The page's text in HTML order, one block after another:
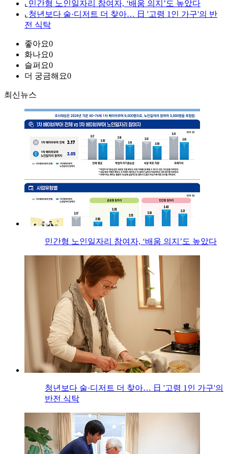
⌞ 민간형 노인일자리 참여자, ‘배움 의지’도 높았다
⌞ 청년보다 술·디저트 더 찾아… 日 '고령 1인 가구'의 반
전 식탁
좋아요0
화나요0
슬퍼요0
더 궁금해요0
최신뉴스
민간형 노인일자리 참여자, ‘배움 의지’도 높았다
청년보다 술·디저트 더 찾아… 日 '고령 1인 가구'의
반전 식탁